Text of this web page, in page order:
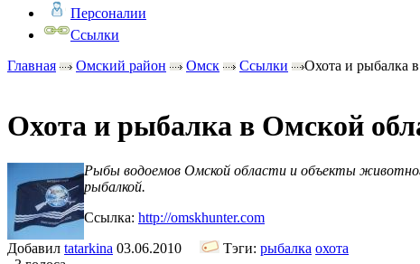
Персоналии
Ссылки
Главная
Омский район Омск Ссылки Охота и рыбалка
Охота и рыбалка в Омской
Рыбы водоемов Омской области и объекты
рыбалкой.
Ссылка: http://omskhunter.com
Добавил tatarkina 03.06.2010 Тэги: рыбалка охота